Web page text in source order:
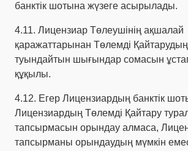
банктік шотына жүзеге асырылады.
4.11. Лицензиар Төлеушінің ақшалай
қаражаттарынан Төлемді
туындайтын шығындар сомасын
құқылы.
4.12. Егер Лицензиардың банктік
Лицензиардың Төлемді Қайтару
тапсырмасын орындау алмаса,
тапсырманы орындаудың мүмкін